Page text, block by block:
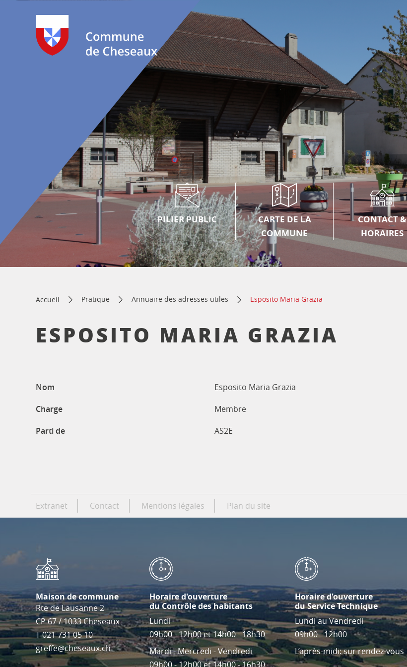
PILIER PUBLIC
CARTE DE LA
COMMUNE
CONTACT &
HORAIRES
Accueil Pratique Annuaire des adresses utiles Esposito Maria Grazia
ESPOSITO MARIA GRAZIA
Nom
Esposito Maria Grazia
Charge
Membre
Parti de
AS2E
Extranet Contact Mentions légales Plan du site
Maison de commune
Rte de Lausanne 2
CP 67/1033Cheseaux
T021 731 05 10
greffe@cheseaux.ch
Horaire d'ouverture
du Contrôle des habitants
Lundi
09h00 - 12h00 et 14h00 - 18h30
Mardi - Mercredi - Vendredi
09h00 - 12h00 et 14h00 - 16h30
Horaire d'ouverture
du Service Technique
Lundi au Vendredi
09h00 - 12h00
L’après-midi: sur rendez-vous